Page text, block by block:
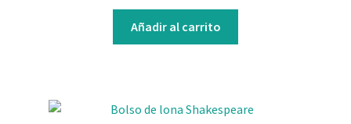
Añadir al carrito